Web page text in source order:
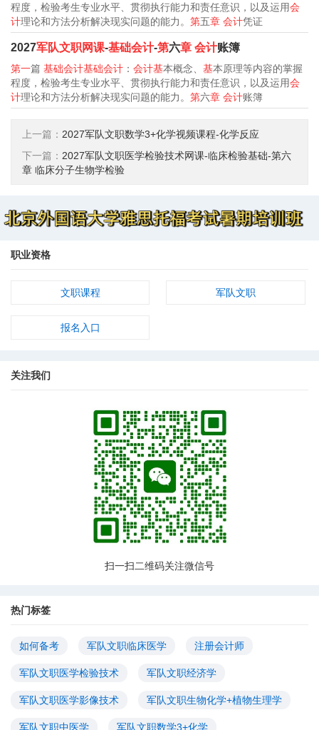
程度，检验考生专业水平、贯彻执行能力和责任意识，以及运用会
计理论和方法分析解决现实问题的能力。 第五章 会计凭证
2027军队文职网课-基础会计-第六章 会计账簿
第一篇 基础会计基础会计 ： 会计基本概念、 基本原理等内容的掌握
程度，检验考生专业水平、贯彻执行能力和责任意识，以及运用会
计理论和方法分析解决现实问题的能力。 第六章 会计账簿
上一篇： 2027军队文职数学3+化学视频课程-化学反应
下一篇： 2027军队文职医学检验技术网课-临床检验基础-第六
章 临床分子生物学检验
职业资格
文职课程 军队文职
报名入口
关注我们
扫一扫二维码关注微信号
热门标签
如何备考 军队文职临床医学 注册会计师
军队文职医学检验技术 军队文职经济学
军队文职医学影像技术 军队文职生物化学+植物生理学
军队文职中医学 军队文职数学3+化学